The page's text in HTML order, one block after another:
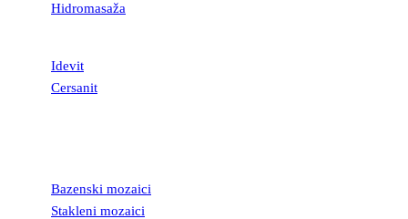
Hidromasaža
Idevit
Cersanit
Bazenski mozaici
Stakleni mozaici